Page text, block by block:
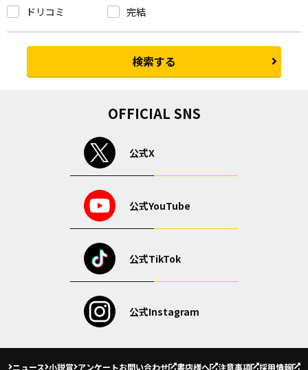
ドリコミ
完結
検索する
OFFICIAL SNS
公式X
公式YouTube
公式TikTok
公式Instagram
ニュース 小説賞 アンケートお問い合わせ 書店様へ 注意事項 採用情報